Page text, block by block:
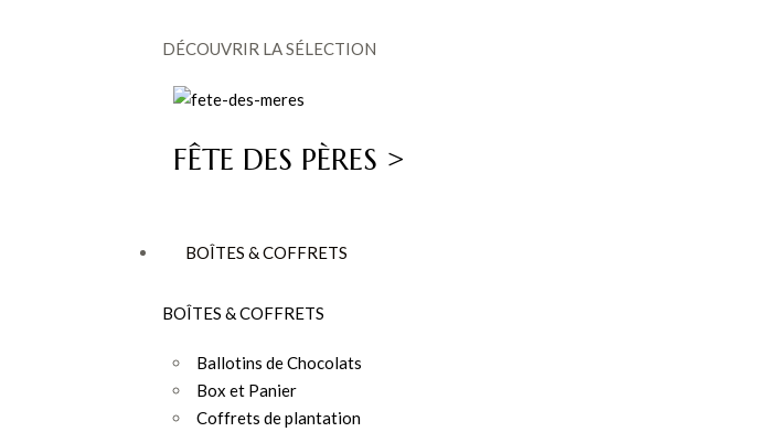
DÉCOUVRIR LA SÉLECTION
FÊTE DES PÈRES >
BOÎTES & COFFRETS
BOÎTES & COFFRETS
Ballotins de Chocolats
Box et Panier
Coffrets de plantation